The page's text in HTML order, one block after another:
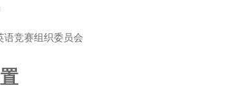
语竞赛组织委员会